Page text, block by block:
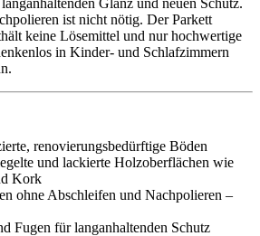
ist nicht nötig. Der Parkett
keine Lösemittel und nur hochwertige
in Kinder- und Schlafzimmern
renovierungsbedürftige Böden
und lackierte Holzoberflächen wie
Kork
ohne Abschleifen und Nachpolieren –
Fugen für langanhaltenden Schutz